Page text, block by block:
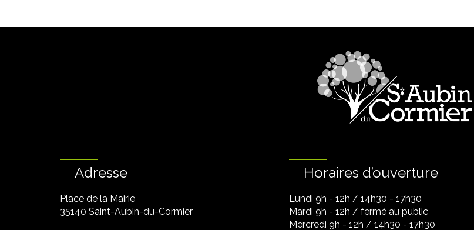
Adresse
Place de la Mairie
35140 Saint-Aubin-du-Cormier
Horaires d’ouverture
Lundi 9h - 12h / 14h30 - 17h30
Mardi 9h - 12h / fermé au public
Mercredi 9h - 12h / 14h30 - 17h30